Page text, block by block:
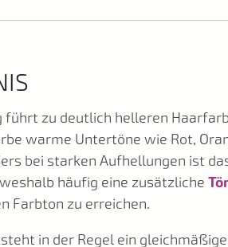
führt zu deutlich helleren
warme Untertöne wie Rot,
bei starken Aufhellungen ist
häufig eine zusätzliche
Farbton zu erreichen.
in der Regel ein